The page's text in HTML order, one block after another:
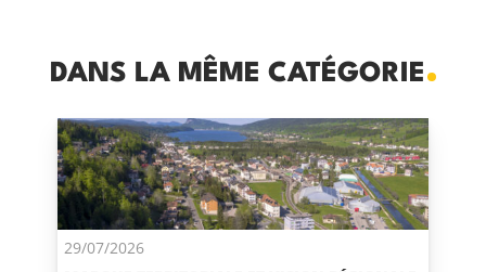
DANS LA MÊME CATÉGORIE
29/07/2026